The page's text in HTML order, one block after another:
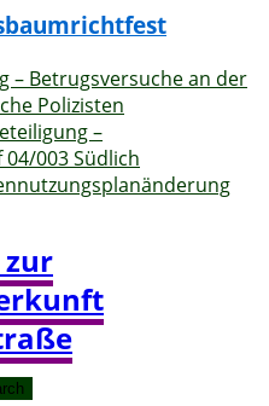
– Betrugsversuche an der
Polizisten
–
003 Südlich